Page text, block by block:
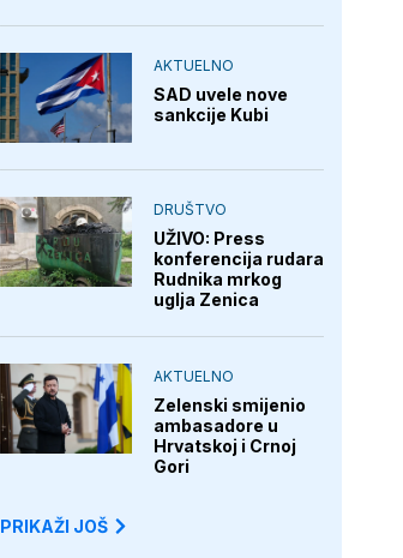
AKTUELNO
SAD uvele nove
sankcije Kubi
DRUŠTVO
UŽIVO: Press
konferencija rudara
Rudnika mrkog
uglja Zenica
AKTUELNO
Zelenski smijenio
ambasadore u
Hrvatskoj i Crnoj
Gori
PRIKAŽI JOŠ